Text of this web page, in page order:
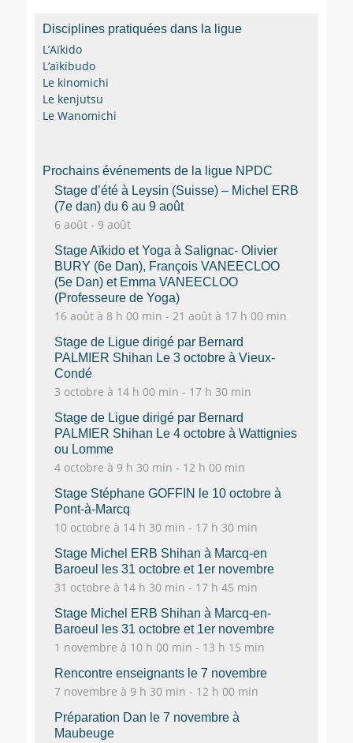
Disciplines pratiquées dans la ligue
L’Aïkido
L’aïkibudo
Le kinomichi
Le kenjutsu
Le Wanomichi
Prochains événements de la ligue NPDC
Stage d’été à Leysin (Suisse) – Michel ERB
(7e dan) du 6 au 9 août
6 août - 9 août
Stage Aïkido et Yoga à Salignac- Olivier
BURY (6e Dan), François VANEECLOO
(5e Dan) et Emma VANEECLOO
(Professeure de Yoga)
16 août à 8 h 00 min - 21 août à 17 h 00 min
Stage de Ligue dirigé par Bernard
PALMIER Shihan Le 3 octobre à Vieux-
Condé
3 octobre à 14 h 00 min - 17 h 30 min
Stage de Ligue dirigé par Bernard
PALMIER Shihan Le 4 octobre à Wattignies
ou Lomme
4 octobre à 9 h 30 min - 12 h 00 min
Stage Stéphane GOFFIN le 10 octobre à
Pont-à-Marcq
10 octobre à 14 h 30 min - 17 h 30 min
Stage Michel ERB Shihan à Marcq-en
Baroeul les 31 octobre et 1er novembre
31 octobre à 14 h 30 min - 17 h 45 min
Stage Michel ERB Shihan à Marcq-en-
Baroeul les 31 octobre et 1er novembre
1 novembre à 10 h 00 min - 13 h 15 min
Rencontre enseignants le 7 novembre
7 novembre à 9 h 30 min - 12 h 00 min
Préparation Dan le 7 novembre à
Maubeuge